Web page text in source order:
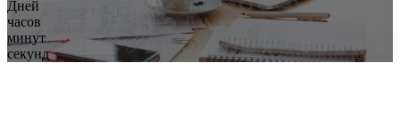
Дней
часов
минут
секунд